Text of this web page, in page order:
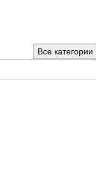
Все категории